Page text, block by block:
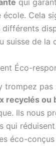
qui
école. Cela
différents
suisse de la
Éco-
trompez
recyclés ou
Ils nous
qui
éco-